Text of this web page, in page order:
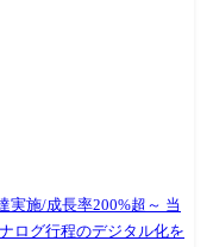
実施/成長率200%超～ 当
ログ行程のデジタル化を